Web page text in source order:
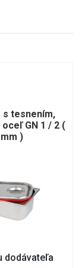
s tesnením,
GN 1 / 2 (
)
dodávateľa